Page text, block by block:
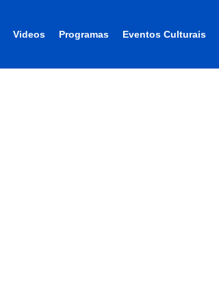
Videos Programas Eventos Culturais